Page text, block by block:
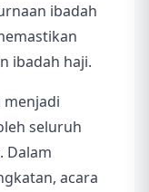
ibadah
ibadah haji.
menjadi
seluruh
Dalam
acara